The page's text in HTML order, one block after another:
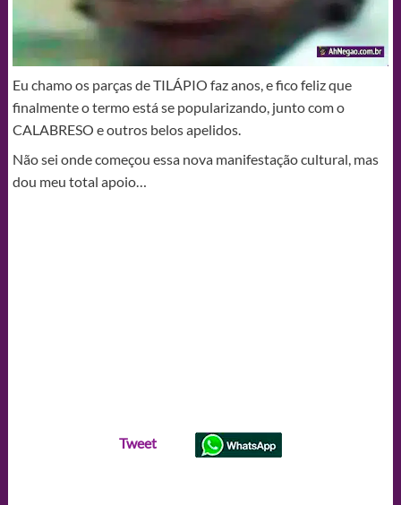
Eu chamo os parças de TILÁPIO faz anos, e fico feliz que
finalmente o termo está se popularizando, junto com o
CALABRESO e outros belos apelidos.
Não sei onde começou essa nova manifestação cultural, mas
dou meu total apoio…
Tweet